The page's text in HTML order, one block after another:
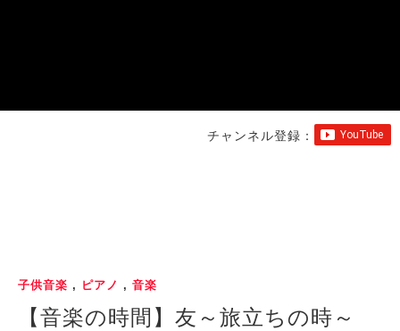
チャンネル登録：
子供音楽 , ピアノ , 音楽
【音楽の時間】友～旅立ちの時～